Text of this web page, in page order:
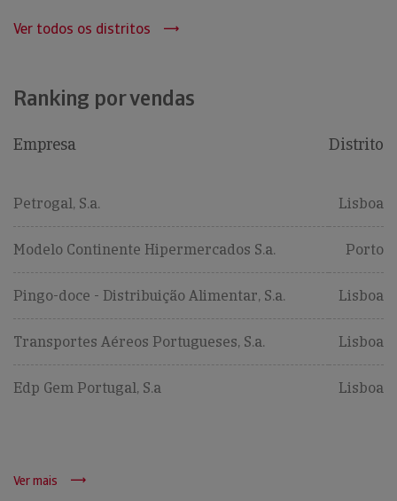
Ver todos os distritos
Ranking por vendas
Empresa Distrito
Petrogal, S.a. Lisboa
Modelo Continente Hipermercados S.a. Porto
Pingo-doce - Distribuição Alimentar, S.a. Lisboa
Transportes Aéreos Portugueses, S.a. Lisboa
Edp Gem Portugal, S.a Lisboa
Ver mais